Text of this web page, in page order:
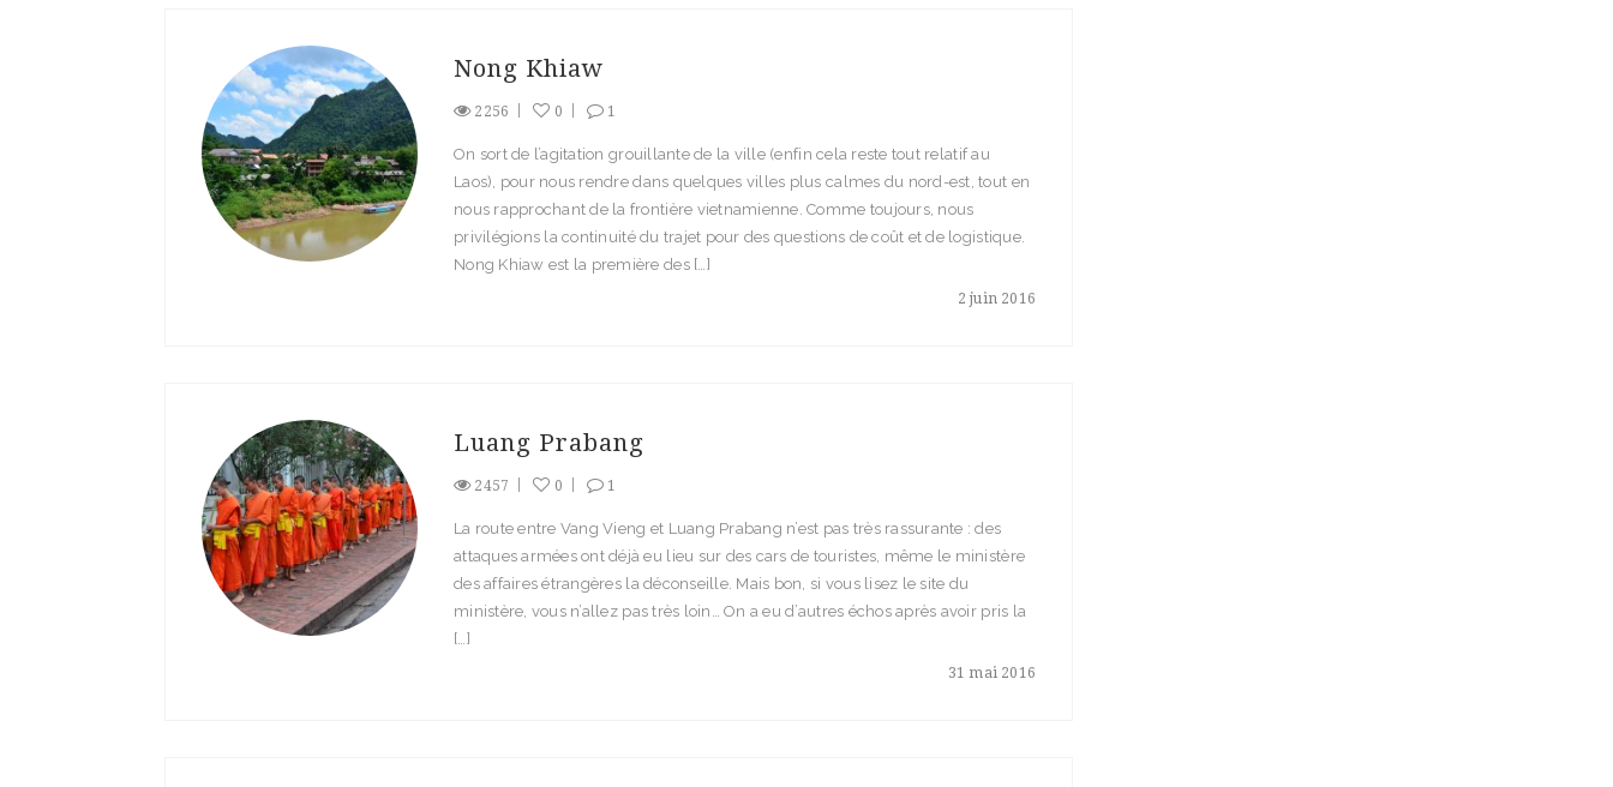
Nong Khiaw
2256 0 1
2 juin 2016
On sort de l’agitation grouillante de la ville (enfin cela reste tout relatif au
Laos), pour nous rendre dans quelques villes plus calmes du nord-est, tout en
nous rapprochant de la frontière vietnamienne. Comme toujours, nous
privilégions la continuité du trajet pour des questions de coût et de logistique.
Nong Khiaw est la première des […]
Luang Prabang
2457 0 1
31 mai 2016
La route entre Vang Vieng et Luang Prabang n’est pas très rassurante : des
attaques armées ont déjà eu lieu sur des cars de touristes, même le ministère
des affaires étrangères la déconseille. Mais bon, si vous lisez le site du
ministère, vous n’allez pas très loin… On a eu d’autres échos après avoir pris la
[…]